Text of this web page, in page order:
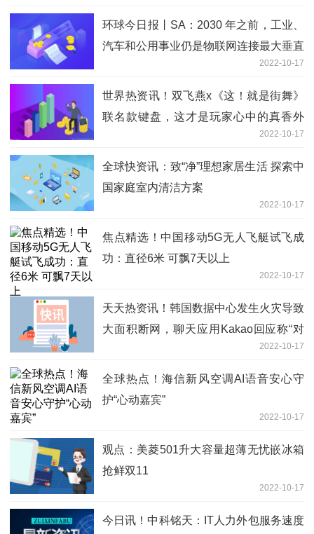
环球今日报丨SA：2030 年之前，工业、
汽车和公用事业仍是物联网连接最大垂直
2022-10-17
世界热资讯！双飞燕x《这！就是街舞》
联名款键盘，这才是玩家心中的真香外
2022-10-17
全球快资讯：致“净”理想家居生活 探索中
国家庭室内清洁方案
2022-10-17
焦点精选！中国移动5G无人飞艇试飞成
功：直径6米 可飘7天以上
2022-10-17
天天热资讯！韩国数据中心发生火灾导致
大面积断网，聊天应用Kakao回应称“对
2022-10-17
全球热点！海信新风空调AI语音安心守
护“心动嘉宾”
2022-10-17
观点：美菱501升大容量超薄无忧嵌冰箱
抢鲜双11
2022-10-17
今日讯！中科铭天：IT人力外包服务速度